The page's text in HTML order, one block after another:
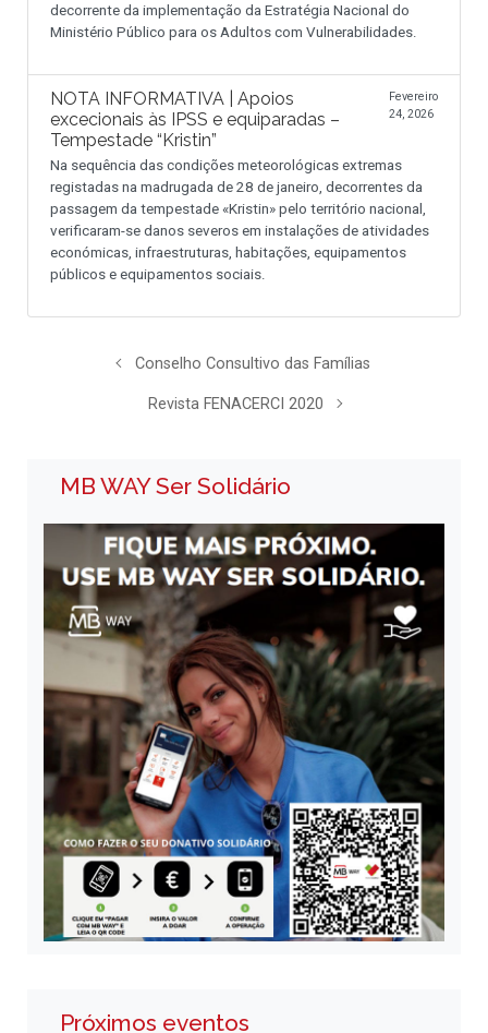
decorrente da implementação da Estratégia Nacional do
Ministério Público para os Adultos com Vulnerabilidades.
NOTA INFORMATIVA | Apoios
excecionais às IPSS e equiparadas –
Tempestade “Kristin”
Fevereiro
24, 2026
Na sequência das condições meteorológicas extremas
registadas na madrugada de 28 de janeiro, decorrentes da
passagem da tempestade «Kristin» pelo território nacional,
verificaram-se danos severos em instalações de atividades
económicas, infraestruturas, habitações, equipamentos
públicos e equipamentos sociais.
Conselho Consultivo das Famílias
Revista FENACERCI 2020
MB WAY Ser Solidário
Próximos eventos